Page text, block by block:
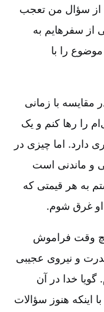
از سؤال من تعجب
از سفرهایم به
را با
مقایسه با زمانی
را رها کنم و یک
دارد. اما چیزی در
و ماندنی است
به هر قیمتی که
او غرق شوم.
وقت فراموش
و نیروی عجیبی
خدا در آن
اینکه هنوز سؤالات